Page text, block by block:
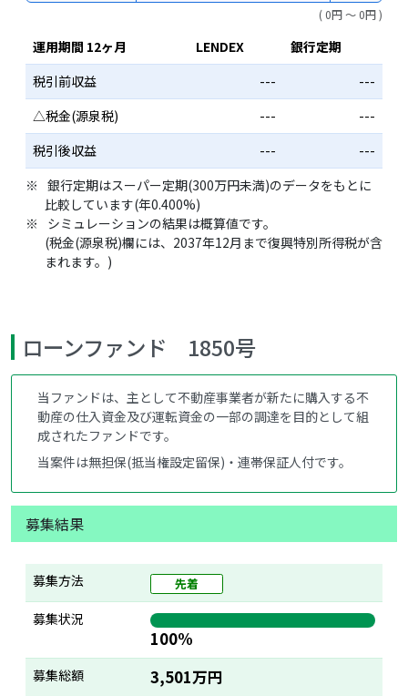
( 0円 〜 0円 )
運用期間 12ヶ月 LENDEX
銀行定期
税引前収益
---
---
△税金(源泉税)
---
---
税引後収益
---
---
銀行定期はスーパー定期(300万円未満)のデータをもとに
比較しています(年0.400%)
シミュレーションの結果は概算値です。
(税金(源泉税)欄には、2037年12月まで復興特別所得税が含
まれます。)
ローンファンド 1850号
当ファンドは、主として不動産事業者が新たに購入する不
動産の仕入資金及び運転資金の一部の調達を目的として組
成されたファンドです。
当案件は無担保(抵当権設定留保)・連帯保証人付です。
募集結果
募集方法 先着
募集状況
100%
募集総額 3,501万円